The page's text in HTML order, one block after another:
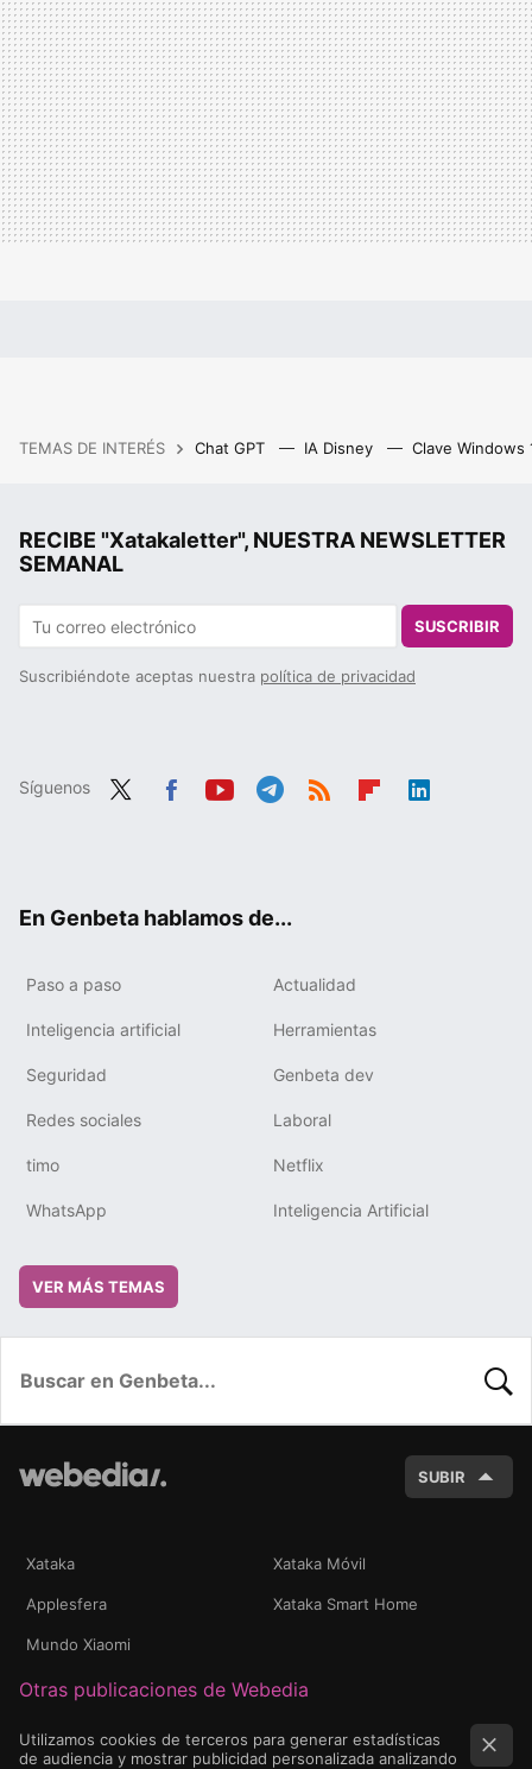
TEMAS DE INTERÉS Chat GPT IA Disney Clave Windows
RECIBE "Xatakaletter", NUESTRA NEWSLETTER
SEMANAL
SUSCRIBIR
Suscribiéndote aceptas nuestra política de privacidad
Síguenos
En Genbeta hablamos de...
Paso a paso Actualidad
Inteligencia artificial Herramientas
Seguridad Genbeta dev
Redes sociales Laboral
timo Netflix
WhatsApp Inteligencia Artificial
VER MÁS TEMAS
SUBIR
Xataka Xataka Móvil
Applesfera Xataka Smart Home
Mundo Xiaomi
Otras publicaciones de Webedia
Utilizamos cookies de terceros para generar estadísticas
de audiencia y mostrar publicidad personalizada analizando